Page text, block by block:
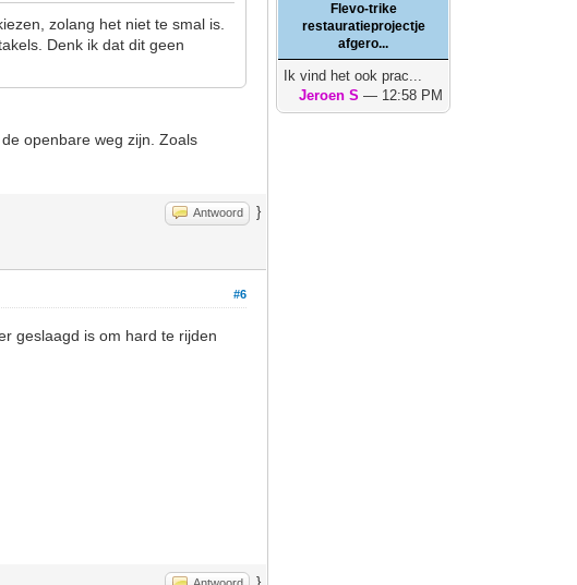
zolang het niet te smal is.
Denk ik dat dit geen
openbare weg zijn. Zoals
Antwoord }
#6
geslaagd is om hard te rijden
Flevo-trike
restauratieprojectje
afgero...
Ik vind het ook prac...
Jeroen S — 12:58 PM